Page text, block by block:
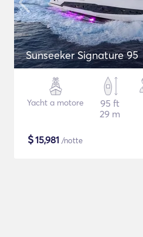
Sunseeker Signature 95
Yacht a motore
95 ft
29 m
$15,981 /notte